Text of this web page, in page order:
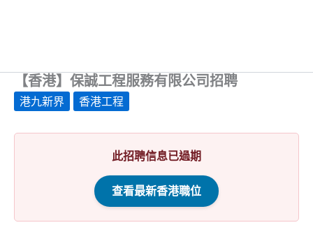
【香港】保誠工程服務有限公司招聘
港九新界 香港工程
此招聘信息已過期
查看最新香港職位